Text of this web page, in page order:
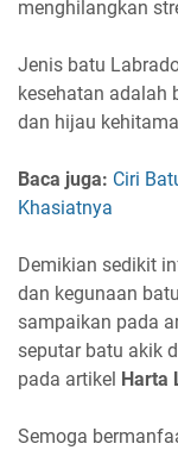
menghilangkan
Jenis batu
kesehatan adalah
dan hijau
Baca juga: Ciri
Khasiatnya
Demikian sedikit
dan kegunaan
sampaikan pada
seputar batu akik
pada artikel Harta
Semoga